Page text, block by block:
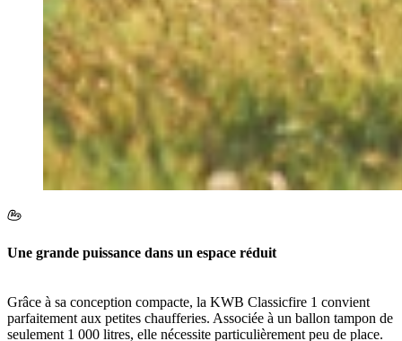
Une grande puissance dans un espace réduit
Grâce à sa conception compacte, la KWB Classicfire 1 convient
parfaitement aux petites chaufferies. Associée à un ballon tampon de
seulement 1 000 litres, elle nécessite particulièrement peu de place.